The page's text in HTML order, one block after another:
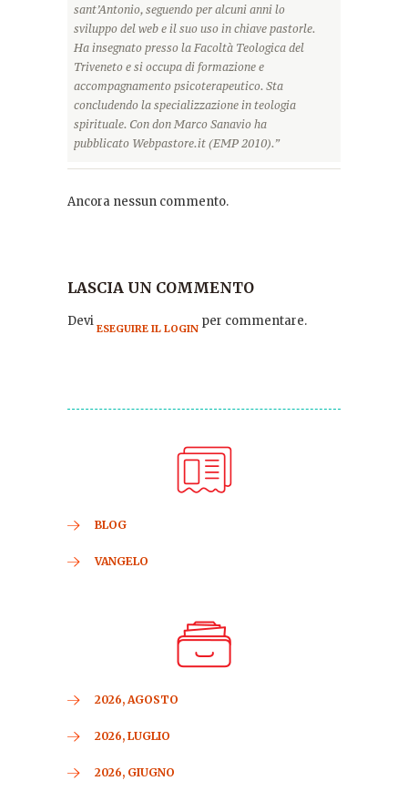
sant’Antonio, seguendo per alcuni anni lo
sviluppo del web e il suo uso in chiave pastorle.
Ha insegnato presso la Facoltà Teologica del
Triveneto e si occupa di formazione e
accompagnamento psicoterapeutico. Sta
concludendo la specializzazione in teologia
spirituale. Con don Marco Sanavio ha
pubblicato Webpastore.it (EMP 2010).”
Ancora nessun commento.
LASCIA UN COMMENTO
Devi ESEGUIRE IL LOGIN per commentare.
BLOG
VANGELO
2026, AGOSTO
2026, LUGLIO
2026, GIUGNO